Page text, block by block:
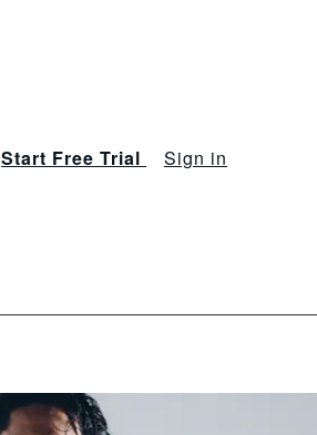
Start Free Trial Sign in